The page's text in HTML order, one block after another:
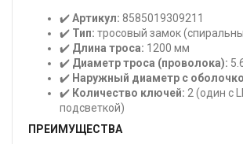
✔️Артикул: 8585019309211
✔️ Тип: тросовый замок
✔️ Длина троса: 1200 мм
✔️ Диаметр троса (проволока):
✔️ Наружный диаметр с
✔️ Количество ключей: 2 (один с
подсветкой)
ПРЕИМУЩЕСТВА